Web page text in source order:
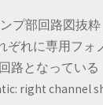
ンプ部回路図抜粋
ぞれに専用フ
路となっている
right channel